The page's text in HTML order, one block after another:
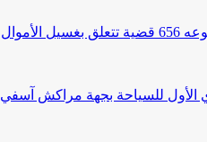
الأول للسياحة بجهة مراكش آسفي